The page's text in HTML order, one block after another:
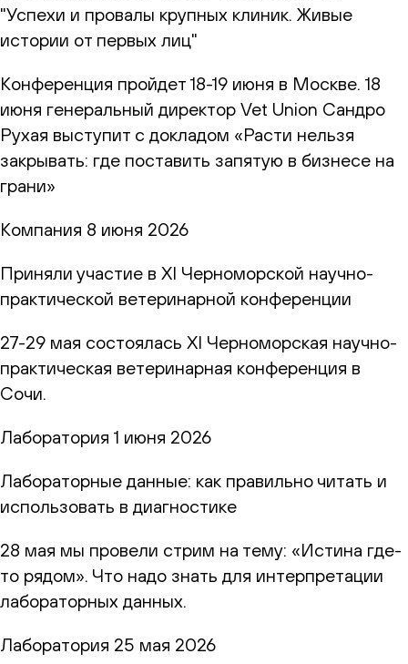
"Успехи и провалы крупных клиник. Живые
истории от первых лиц"
Конференция пройдет 18-19 июня в Москве. 18
июня генеральный директор Vet Union Сандро
Рухая выступит с докладом «Расти нельзя
закрывать: где поставить запятую в бизнесе на
грани»
Компания 8 июня 2026
Приняли участие в XI Черноморской научно-
практической ветеринарной конференции
27-29 мая состоялась XI Черноморская научно-
практическая ветеринарная конференция в
Сочи.
Лаборатория 1 июня 2026
Лабораторные данные: как правильно читать и
использовать в диагностике
28 мая мы провели стрим на тему: «Истина где-
то рядом». Что надо знать для интерпретации
лабораторных данных.
Лаборатория 25 мая 2026